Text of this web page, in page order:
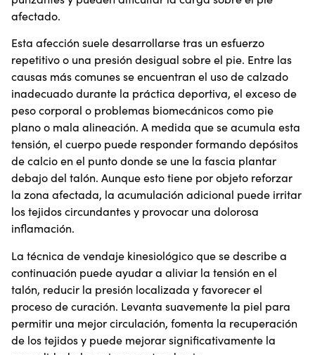
afectado.
Esta afección suele desarrollarse tras un esfuerzo
repetitivo o una presión desigual sobre el pie. Entre las
causas más comunes se encuentran el uso de calzado
inadecuado durante la práctica deportiva, el exceso de
peso corporal o problemas biomecánicos como pie
plano o mala alineación. A medida que se acumula esta
tensión, el cuerpo puede responder formando depósitos
de calcio en el punto donde se une la fascia plantar
debajo del talón. Aunque esto tiene por objeto reforzar
la zona afectada, la acumulación adicional puede irritar
los tejidos circundantes y provocar una dolorosa
inflamación.
La técnica de vendaje kinesiológico que se describe a
continuación puede ayudar a aliviar la tensión en el
talón, reducir la presión localizada y favorecer el
proceso de curación. Levanta suavemente la piel para
permitir una mejor circulación, fomenta la recuperación
de los tejidos y puede mejorar significativamente la